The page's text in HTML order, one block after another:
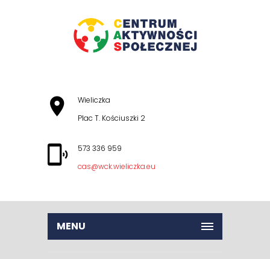
Wieliczka
Plac T. Kościuszki 2
573 336 959
cas@wck.wieliczka.eu
MENU